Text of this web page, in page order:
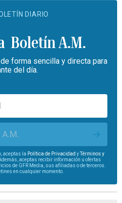
DIARIO
Boletín A.M.
forma sencilla y directa para
del día.
aceptas la Política de Privacidad yTérminos y
aceptas recibir información u ofertas
de GFR Media, sus afiliadas o de terceros.
en cualquier momento.